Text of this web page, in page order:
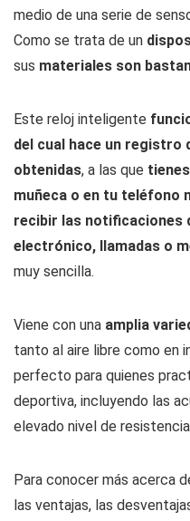
medio de una serie de
Como se trata de un
sus materiales son
Este reloj inteligente
del cual hace un registro
obtenidas, a las que
muñeca o en tu teléfono
recibir las notificaciones
electrónico, llamadas o
muy sencilla.
Viene con una amplia
tanto al aire libre como en
perfecto para quienes
deportiva, incluyendo las
elevado nivel de resistencia
Para conocer más acerca
las ventajas, las